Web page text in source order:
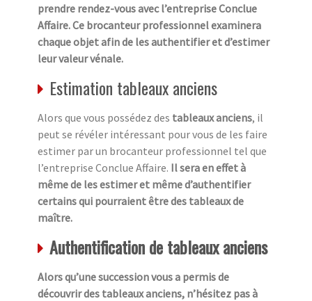
prendre rendez-vous avec l’entreprise Conclue
Affaire. Ce brocanteur professionnel examinera
chaque objet afin de les authentifier et d’estimer
leur valeur vénale.
Estimation tableaux anciens
Alors que vous possédez des tableaux anciens, il
peut se révéler intéressant pour vous de les faire
estimer par un brocanteur professionnel tel que
l’entreprise Conclue Affaire. Il sera en effet à
même de les estimer et même d’authentifier
certains qui pourraient être des tableaux de
maître.
Authentification de tableaux anciens
Alors qu’une succession vous a permis de
découvrir des tableaux anciens, n’hésitez pas à